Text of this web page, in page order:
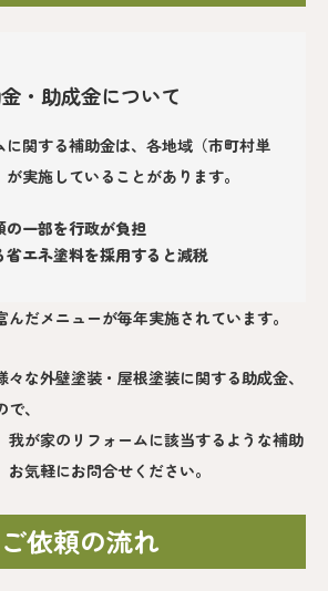
・助成金について
に関する補助金は、各地域（市町村単
実施していることがあります。
の一部を行政が負担
省エネ塗料を採用すると減税
だメニューが毎年実施されています。
な外壁塗装・屋根塗装に関する助成金、
、
我が家のリフォームに該当するような補助
気軽にお問合せください。
ご依頼の流れ